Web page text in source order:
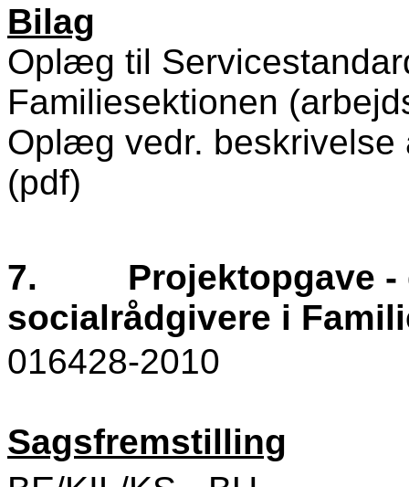
Bilag
Oplæg til
Familiesektionen
Oplæg vedr. beskrivelse
(pdf)
7.
Projektopgave
socialrådgivere i
016428-2010
Sagsfremstilling